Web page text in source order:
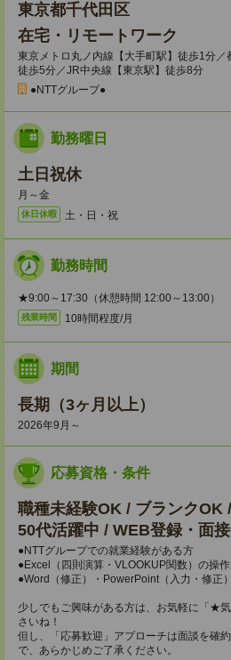
東京都千代田区
在宅・リモートワーク
東京メトロ丸ノ内線【大手町駅】徒歩1分／
徒歩5分／JR中央線【東京駅】徒歩8分
●NTTグループ●
勤務曜日
土日祝休
月～金
休日休暇 土・日・祝
勤務時間
★9:00～17:30（休憩時間 12:00～13:00）
残業時間 10時間程度/月
期間
長期（3ヶ月以上）
2026年9月～
応募資格・条件
職種未経験OK / ブランクOK
50代活躍中 / WEB登録・面
●NTTグループでの就業経験がある方
●Excel（四則演算・VLOOKUP関数）の操
●Word（修正）・PowerPoint（入力・修正
少しでもご興味がある方は、お気軽に「★
さいね！
但し、「応募歓迎」アプローチは面談を確
で、あらかじめご了承ください。